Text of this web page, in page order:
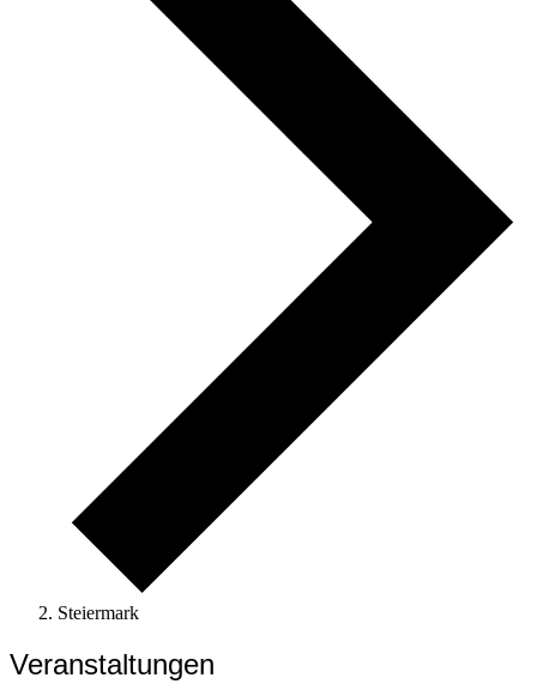
Steiermark
Veranstaltungen